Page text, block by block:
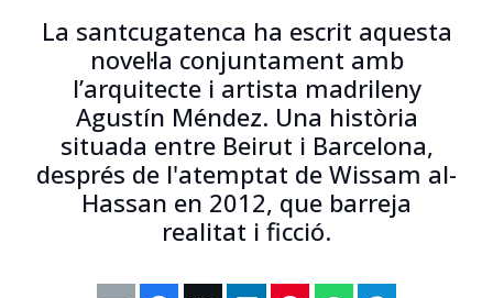
La santcugatenca ha escrit aquesta
novel·la conjuntament amb
l’arquitecte i artista madrileny
Agustín Méndez. Una història
situada entre Beirut i Barcelona,
després de l'atemptat de Wissam al-
Hassan en 2012, que barreja
realitat i ficció.